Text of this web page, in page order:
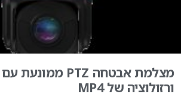
ורזולוציה של MP4